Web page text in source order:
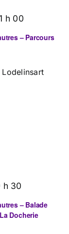
– Parcours
h 00
Lodelinsart
– Balade
Docherie
h 30